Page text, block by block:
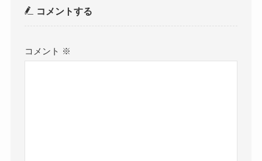
コメントする
コメント ※